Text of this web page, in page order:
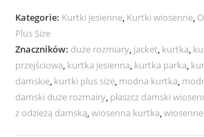
MARGARET
od
do
54
morela
Kategorie: Kurtki jesienne, Kurtki wiosenne,
Plus Size
Znaczników: duże rozmiary, jacket, kurtka,
przejściowa, kurtka jesienna, kurtka parka,
damskie, kurtki plus size, modna kurtka,
damski duże rozmairy, płaszcz damski
z odzieżą damską,wiosenna kurtka,